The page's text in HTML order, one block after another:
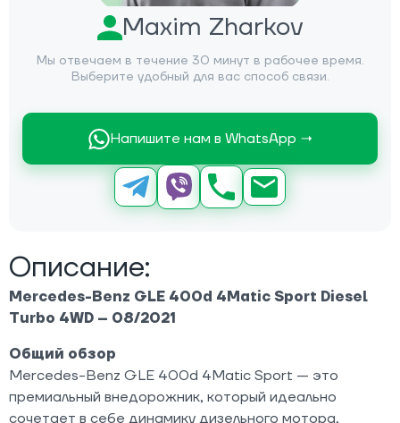
Maxim Zharkov
Мы отвечаем в течение 30 минут в рабочее время.
Выберите удобный для вас способ связи.
Напишите нам в WhatsApp →
Описание:
Mercedes-Benz GLE 400d 4Matic Sport Diesel
Turbo 4WD – 08/2021
Общий обзор
Mercedes-Benz GLE 400d 4Matic Sport — это
премиальный внедорожник, который идеально
сочетает в себе динамику дизельного мотора,